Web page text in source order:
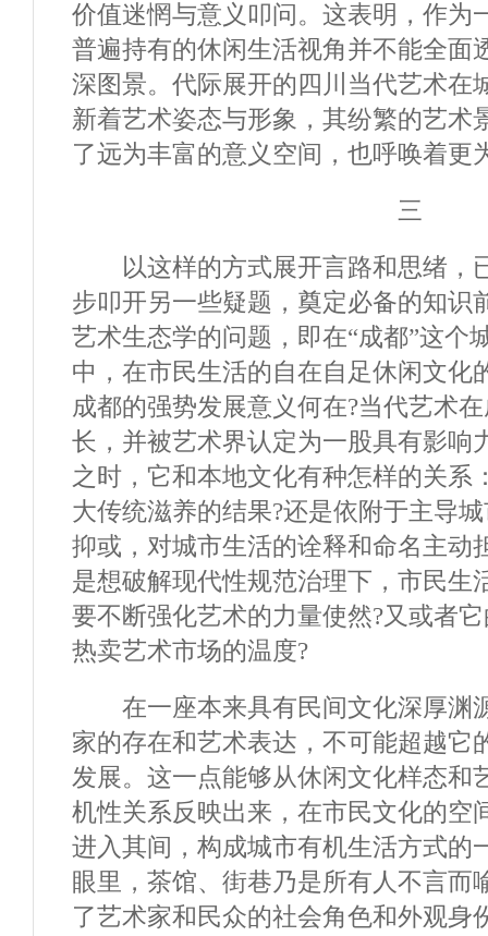
价值迷惘与意义叩问。这表明，作为
普遍持有的休闲生活视角并不能全面
深图景。代际展开的四川当代艺术在
新着艺术姿态与形象，其纷繁的艺术
了远为丰富的意义空间，也呼唤着更
三
以这样的方式展开言路和思绪，
步叩开另一些疑题，奠定必备的知识
艺术生态学的问题，即在“成都”这个
中，在市民生活的自在自足休闲文化
成都的强势发展意义何在?当代艺术
长，并被艺术界认定为一股具有影响
之时，它和本地文化有种怎样的关系
大传统滋养的结果?还是依附于主导
抑或，对城市生活的诠释和命名主动
是想破解现代性规范治理下，市民生
要不断强化艺术的力量使然?又或者
热卖艺术市场的温度?
在一座本来具有民间文化深厚渊
家的存在和艺术表达，不可能超越它
发展。这一点能够从休闲文化样态和
机性关系反映出来，在市民文化的空
进入其间，构成城市有机生活方式的
眼里，茶馆、街巷乃是所有人不言而
了艺术家和民众的社会角色和外观身